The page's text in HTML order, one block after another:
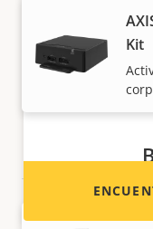
Kit
¿Quiere
¿Está
contacto de